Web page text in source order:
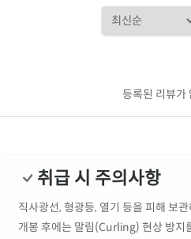
등록된 리뷰가
취급 시 주의사항
직사광선, 형광등, 열기 등을 피해 보
개봉 후에는 말림(Curling) 현상 방지